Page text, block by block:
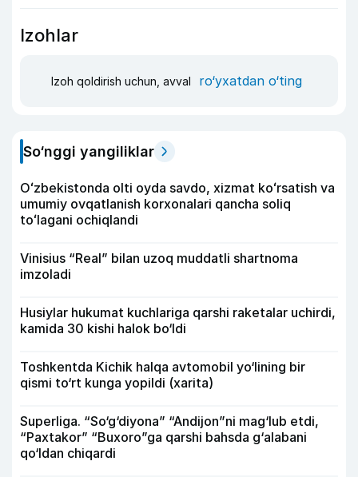
Izohlar
Izoh qoldirish uchun, avval ro‘yxatdan o‘ting
So‘nggi yangiliklar
Oʻzbekistonda olti oyda savdo, xizmat koʻrsatish va
umumiy ovqatlanish korxonalari qancha soliq
toʻlagani ochiqlandi
Vinisius “Real” bilan uzoq muddatli shartnoma
imzoladi
Husiylar hukumat kuchlariga qarshi raketalar uchirdi,
kamida 30 kishi halok bo‘ldi
Toshkentda Kichik halqa avtomobil yo‘lining bir
qismi to‘rt kunga yopildi (xarita)
Superliga. “So‘g‘diyona” “Andijon”ni mag‘lub etdi,
“Paxtakor” “Buxoro”ga qarshi bahsda g‘alabani
qo‘ldan chiqardi